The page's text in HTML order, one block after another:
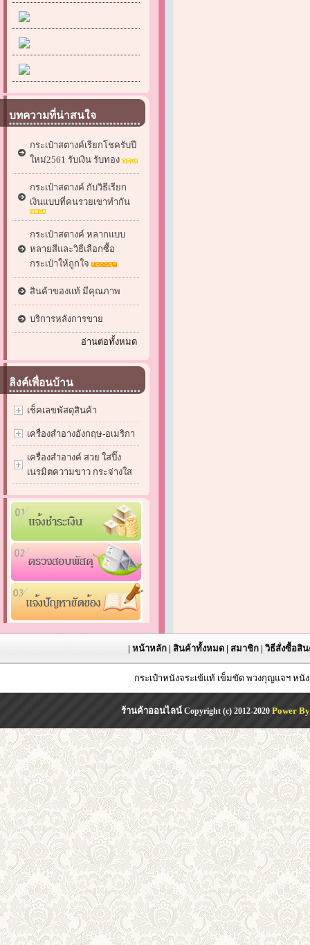
บทความที่น่าสนใจ
กระเป๋าสตางค์เรียกโชครับปี
ใหม่2561 รับเงิน รับทอง
กระเป๋าสตางค์ กับวิธีเรียก
เงินแบบที่คนรวยเขาทำกัน
กระเป๋าสตางค์ หลากแบบ
หลายสีและวิธีเลือกซื้อ
กระเป๋าให้ถูกใจ
สินค้าของแท้ มีคุณภาพ
บริการหลังการขาย
อ่านต่อทั้งหมด
ลิงค์เพื่อนบ้าน
เช็คเลขพัสดุสินค้า
เครื่องสำอางอังกฤษ-อเมริกา
เครื่องสำอางค์ สวย ใสปิ๊ง
เนรมิตความขาว กระจ่างใส
| หน้าหลัก | สินค้าทั้งหมด | สมาชิก | วิธีสั่งซื้อสิ
กระเป๋าหนังจระเข้แท้ เข็มขัด พวงกุญแจฯ หนัง
ร้านค้าออนไลน์Copyright (c) 2012-2020 Power